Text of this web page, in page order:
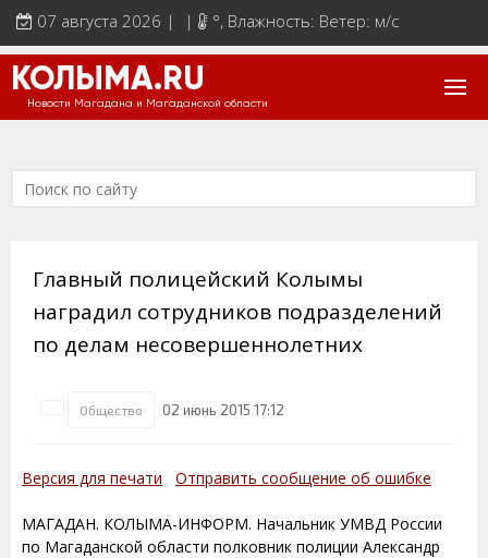
07 августа 2026 | | °, Влажность: Ветер: м/с
КОЛЫМА.RU
Новости Магадана и Магаданской области
Главный полицейский Колымы
наградил сотрудников подразделений
по делам несовершеннолетних
Общество 02 июнь 2015 17:12
Версия для печати Отправить сообщение об ошибке
МАГАДАН. КОЛЫМА-ИНФОРМ. Начальник УМВД России
по Магаданской области полковник полиции Александр